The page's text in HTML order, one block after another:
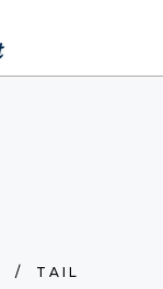
/ TAIL